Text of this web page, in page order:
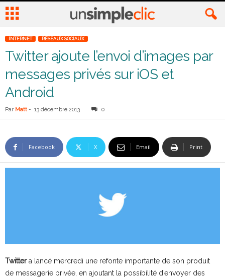
INTERNET RÉSEAUX SOCIAUX
Twitter ajoute l’envoi d’images par
messages privés sur iOS et
Android
Par Matt - 13 décembre 2013 0
Facebook X Email Print
Twittera lancé mercredi une refonte importante de son produit
de messagerie privée, en ajoutant la possibilité d’envoyer des